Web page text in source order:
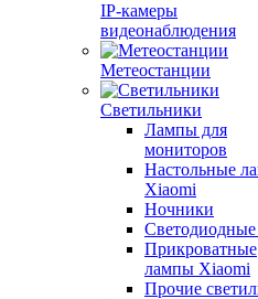
IP-камеры
видеонаблюдения
Метеостанции
Светильники
Лампы для
мониторов
Настольные
Xiaomi
Ночники
Прикроватные
лампы Xiaomi
Прочие